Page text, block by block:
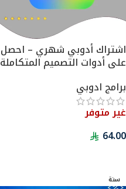
اشتراك أدوبي شهري – احصل
على أدوات التصميم المتكاملة
برامج ادوبي
غير متوفر
64.00
سنة